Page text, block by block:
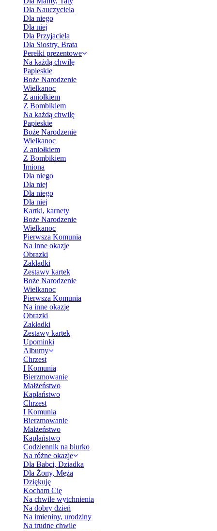
Dla Nauczyciela
Dla niego
Dla niej
Dla Przyjaciela
Dla Siostry, Brata
Perełki prezentowe
Na każdą chwilę
Papieskie
Boże Narodzenie
Wielkanoc
Z aniołkiem
Z Bombikiem
Na każdą chwilę
Papieskie
Boże Narodzenie
Wielkanoc
Z aniołkiem
Z Bombikiem
Imiona
Dla niego
Dla niej
Dla niego
Dla niej
Kartki, karnety
Boże Narodzenie
Wielkanoc
Pierwsza Komunia
Na inne okazje
Obrazki
Zakładki
Zestawy kartek
Boże Narodzenie
Wielkanoc
Pierwsza Komunia
Na inne okazje
Obrazki
Zakładki
Zestawy kartek
Upominki
Albumy
Chrzest
I Komunia
Bierzmowanie
Małżeństwo
Kapłaństwo
Chrzest
I Komunia
Bierzmowanie
Małżeństwo
Kapłaństwo
Codziennik na biurko
Na różne okazje
Dla Babci, Dziadka
Dla Żony, Męża
Dziękuję
Kocham Cię
Na chwile wytchnienia
Na dobry dzień
Na imieniny, urodziny
Na trudne chwile